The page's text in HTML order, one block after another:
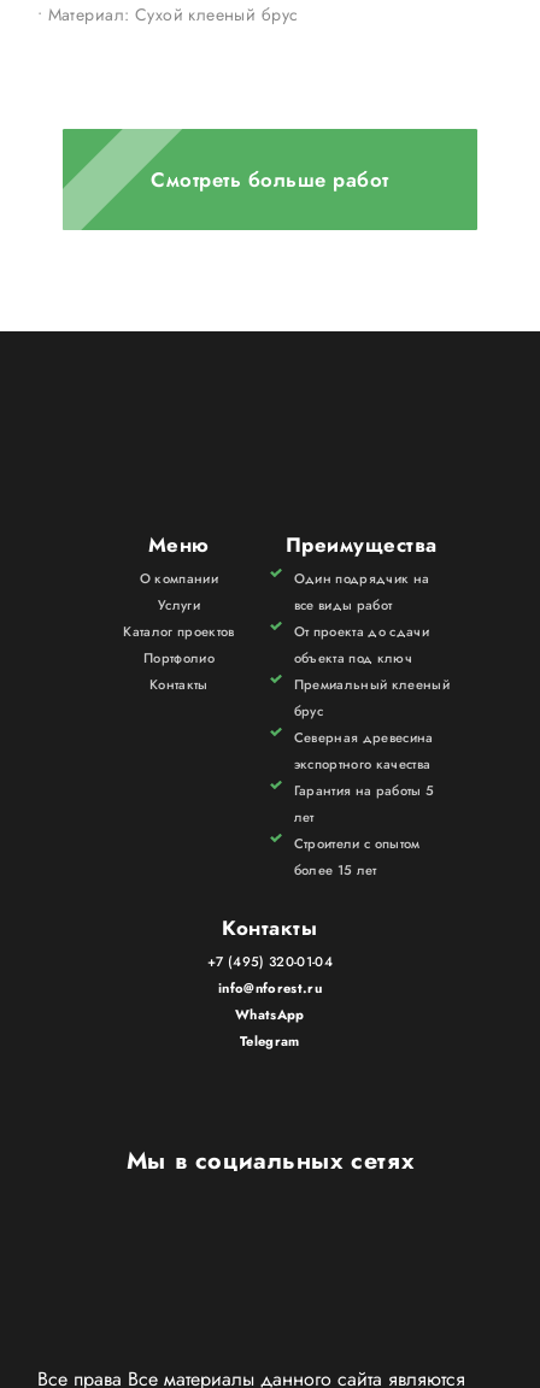
• Материал: Сухой клееный брус
Смотреть больше работ
Мы в социальных сетях
Меню
О компании
Услуги
Каталог проектов
Портфолио
Контакты
Преимущества
Один подрядчик на
все виды работ
От проекта до сдачи
объекта под ключ
Премиальный клееный
брус
Северная древесина
экспортного качества
Гарантия на работы 5
лет
Строители с опытом
более 15 лет
Контакты
+7 (495) 320-01-04
info@nforest.ru
WhatsApp
Telegram
Все права Все материалы данного сайта являются